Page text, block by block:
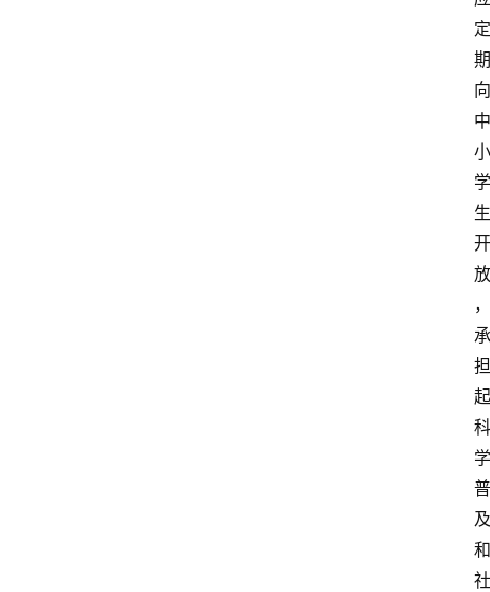
定
期
向
中
小
学
生
开
放
，
承
担
起
科
学
普
及
和
社